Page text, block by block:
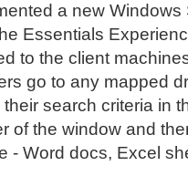
a new
Essentials
to the client
go to any mapped
search criteria in
of the window and
- Word docs, Excel